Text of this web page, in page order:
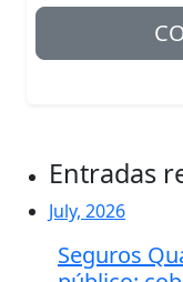
Entradas
July, 2026
Seguros